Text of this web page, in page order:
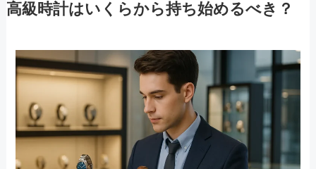
高級時計はいくらから持ち始めるべき？